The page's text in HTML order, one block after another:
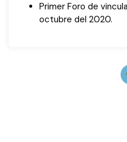
Primer Foro de
octubre del 2020.